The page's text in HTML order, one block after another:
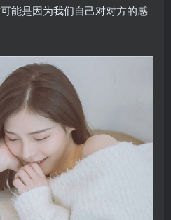
能是因为我们自己对对方的感